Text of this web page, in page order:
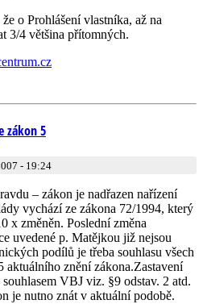
o Prohlášení vlastníka, až na
3/4 většina přítomných.
zákon 5
- 19:24
– zákon je nadřazen nařízení
vychází ze zákona 72/1994, který
x změněn. Poslední změna
uvedené p. Matějkou již nejsou
podílů je třeba souhlasu všech
aktuálního znění zákona.Zastavení
VBJ viz. §9 odstav. 2 atd.
je nutno znát v aktuální podobě.